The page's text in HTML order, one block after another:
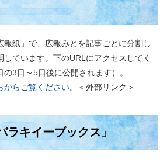
紙」で、広報みとを記事ごとに分割し
ています。下のURLにアクセスしてく
3日～5日後に公開されます）。
からご覧ください。
＜外部リンク＞
ラキイーブックス」